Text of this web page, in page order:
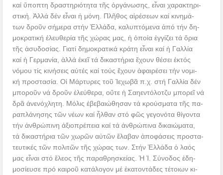
καί ὕποπτη δραστηριότητα τῆς ὀργάνωσης, εἶναι χαρακτηρι-
στική. Ἀλλά δέν εἶναι ἡ μόνη. Πλῆθος αἱρέσεων καί κινημά-
των δροῦν σήμερα στήν Ἑλλάδα, καλυπτόμενα ἀπό τήν δη-
μοκρατική ἐλευθερία τῆς χώρας μας, ἡ ὁποία ἐγγίζει τά ὅρια
τῆς ἀσυδοσίας. Γιατί δημοκρατικά κράτη εἶναι καί ἡ Γαλλία
καί ἡ Γερμανία, ἀλλά ἐκεῖ τά δικαστήρια ἔχουν θέσει ἐκτός
νόμου τίς κινήσεις αὐτές καί τούς ἔχουν ἀφαιρέσει τήν νομι-
κή προστασία. Οἱ Μάρτυρες τοῦ Ἰεχωβᾶ π.χ. στή Γαλλία δέν
μποροῦν νά δροῦν ἐλεύθερα, οὔτε ἡ Σαηεντόλοτζυ μπορεῖ νά
δρᾶ ἀνενόχλητη. Μόλις ἐβεβαιώθησαν τά κρούσματα τῆς πα-
ραπλάνησης τῶν νέων καί ἦλθαν στό φῶς γεγονότα θίγοντα
τήν ἀνθρώπινη ἀξιοπρέπεια καί τά ἀνθρώπινα δικαιώματα,
τά δικαστήρια τῶν χωρῶν αὐτῶν ἔλαβαν ἀποφάσεις προστα-
τευτικές τῶν πολιτῶν τῆς χώρας των. Στήν Ἑλλάδα ὁ λαός
μας εἶναι στό ἔλεος τῆς παραθρησκείας. Ἡ Ἱ. Σύνοδος ἐδη-
μοσίευσε πρό καιροῦ κατάλογον μέ ἑκατοντάδες τέτοιων κι-